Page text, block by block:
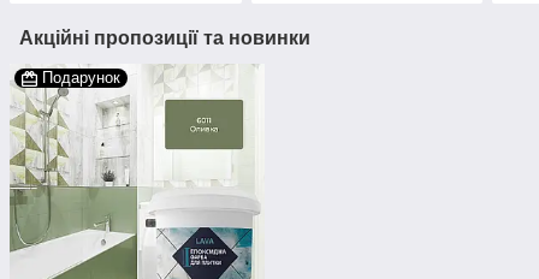
Акційні пропозиції та новинки
Подарунок